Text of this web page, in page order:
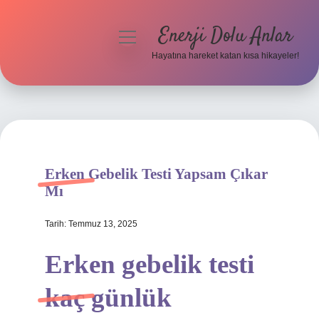
Hakkımızda
menüyüEnerji Dolu Anlar
Hayatına hareket katan kısa hikayeler!
Erken Gebelik Testi Yapsam Çıkar
Mı
Tarih: Temmuz 13, 2025
Erken gebelik testi
kaç günlük